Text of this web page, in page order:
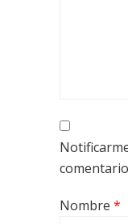
Nombre *